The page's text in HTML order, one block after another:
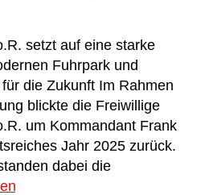
setzt auf eine starke
Fuhrpark und
die Zukunft Im Rahmen
blickte die Freiwillige
um Kommandant Frank
Jahr 2025 zurück.
dabei die